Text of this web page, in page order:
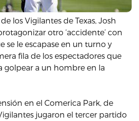
los Vigilantes de Texas, Josh
otro ‘accidente’ con
se le escapase en un turno y
fila de los espectadores que
golpear a un hombre en la
en el Comerica Park, de
jugaron el tercer partido